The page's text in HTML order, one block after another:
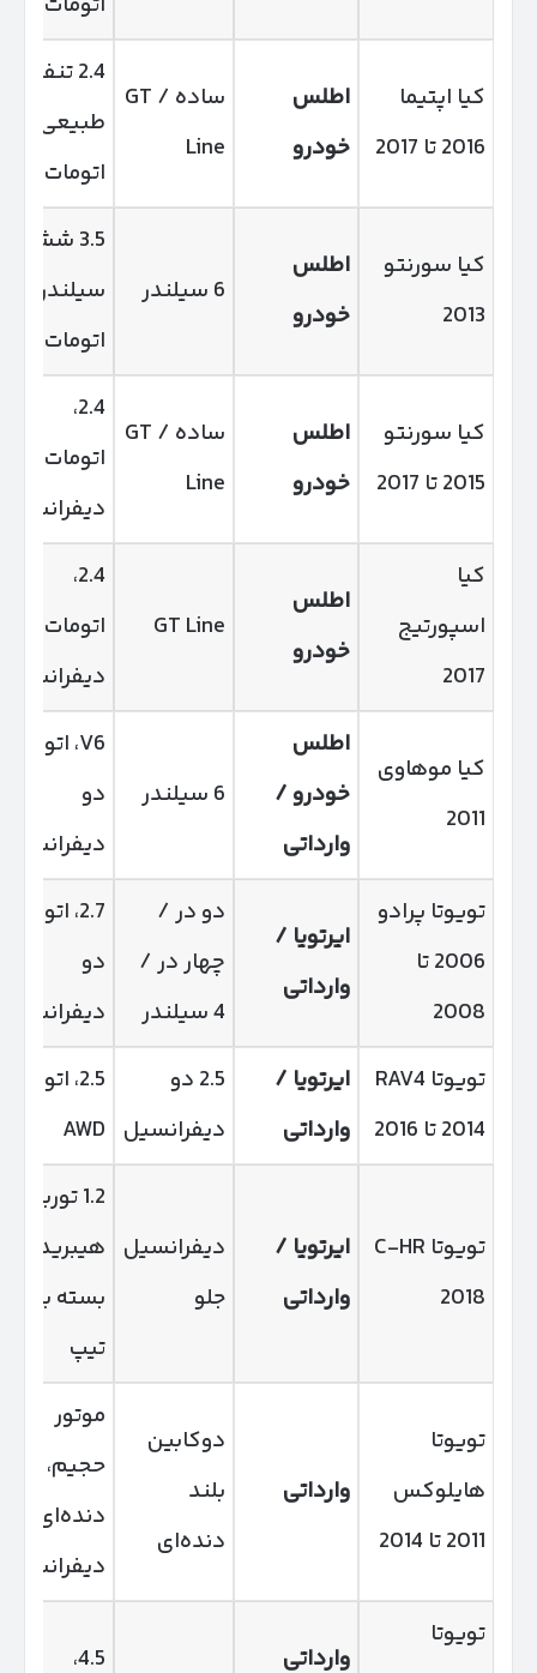
کیا اپتیما
2016 تا 2017
اطلس
خودرو
ساده / GT
Line
2.4 تنفس
طبیعی،
اتومات
کیا سورنتو
2013
اطلس
خودرو
6 سیلندر
3.5 شش
سیلندر،
اتومات
کیا سورنتو
2015 تا 2017
اطلس
خودرو
ساده / GT
Line
2.4،
اتومات، دو
دیفرانسیل
کیا
اسپورتیج
2017
اطلس
خودرو
GT Line
2.4،
اتومات، دو
دیفرانسیل
کیا موهاوی
2011
اطلس
خودرو /
وارداتی
6 سیلندر
V6، اتومات،
دو
دیفرانسیل
تویوتا پرادو
2006 تا
2008
ایرتویا /
وارداتی
دو در /
چهار در /
4 سیلندر
2.7، اتومات،
دو
دیفرانسیل
تویوتا RAV4
2014 تا 2016
ایرتویا /
وارداتی
2.5 دو
دیفرانسیل
2.5، اتومات،
AWD
تویوتا C-HR
2018
ایرتویا /
وارداتی
دیفرانسیل
جلو
1.2 توربو یا
هیبرید
بسته به
تیپ
تویوتا
هایلوکس
2011 تا 2014
وارداتی
دوکابین
بلند
دنده‌ای
موتور
حجیم،
دنده‌ای، دو
دیفرانسیل
تویوتا
وارداتی
4.5،